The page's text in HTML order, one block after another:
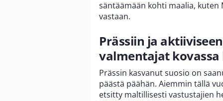
säntäämään kohti maalia, kuten
vastaan.
Prässiin ja
valmentajat kovassa
Prässin kasvanut suosio on
päästä päähän. Aiemmin tällä
etsitty maltillisesti vastustajien